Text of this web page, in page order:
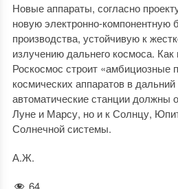
Новые аппараты, согласно
новую электронно-компонентную
производства, устойчивую к
излучению дальнего космоса. Как
Роскосмос строит «амбициозные
космических аппаратов в
автоматические станции должны
Луне и Марсу, но и к Солнцу,
Солнечной системы.
А.Ж.
64